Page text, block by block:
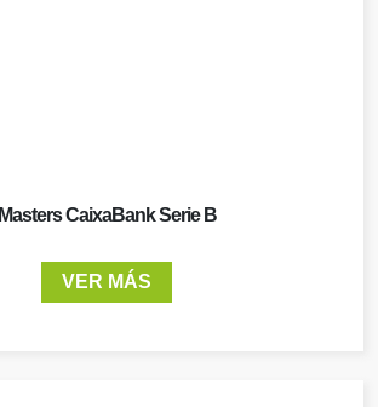
Masters CaixaBank Serie B
VER MÁS